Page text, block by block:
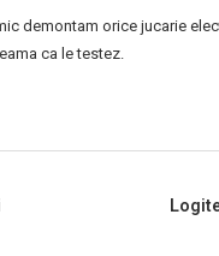
demontam orice jucarie
ca le testez.